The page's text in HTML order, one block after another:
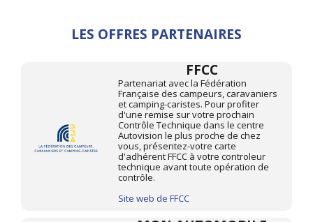
LES OFFRES PARTENAIRES
FFCC
Partenariat avec la Fédération
Française des campeurs, caravaniers
et camping-caristes. Pour profiter
d'une remise sur votre prochain
Contrôle Technique dans le centre
Autovision le plus proche de chez
vous, présentez-votre carte
d'adhérent FFCC à votre controleur
technique avant toute opération de
contrôle.
Site web de FFCC